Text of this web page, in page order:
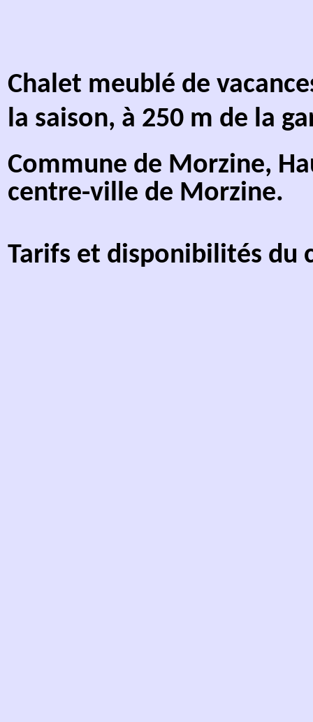
champs de fleurs ou de
téléphérique d'Avoriaz.
Commune de Morzine,
Ardoisières, à 3,5 km du
Tarifs et disponibilités du